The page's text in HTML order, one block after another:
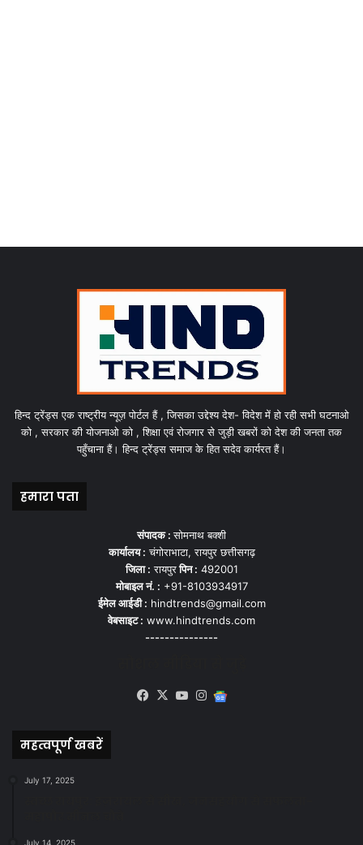
हिन्द ट्रेंड्स एक राष्ट्रीय न्यूज़ पोर्टल हैं , जिसका उद्देश्य देश- विदेश में हो रही सभी घटनाओ
को , सरकार की योजनाओ को , शिक्षा एवं रोजगार से जुड़ी खबरों को देश की जनता तक
पहुँचाना हैं। हिन्द ट्रेंड्स समाज के हित सदेव कार्यरत हैं।
हमारा पता
संपादक :सोमनाथ बक्शी
कार्यालय : चंगोराभाटा, रायपुर छत्तीसगढ़
जिला : रायपुरपिन : 492001
मोबाइल नं. : +91-8103934917
ईमेल आईडी : hindtrends@gmail.com
वेबसाइट : www.hindtrends.com
---------------
Facebook
X YouTubeInstagram
महत्वपूर्ण खबरें
July 17, 2025
July 14, 2025